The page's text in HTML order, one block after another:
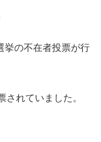
挙の不在者投票が行
れていました。